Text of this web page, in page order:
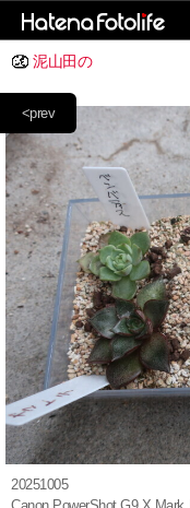
泥山田の
<prev
20251005